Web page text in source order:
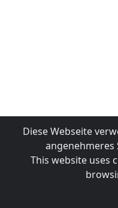
Diese Webseite
angenehmeres
This website uses